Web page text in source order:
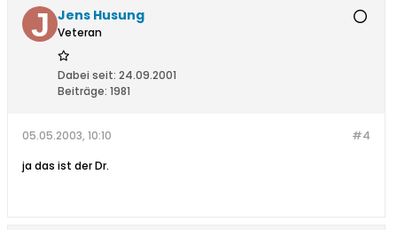
Jens Husung
Veteran
Dabei seit: 24.09.2001
Beiträge: 1981
#4
05.05.2003, 10:10
ja das ist der Dr.